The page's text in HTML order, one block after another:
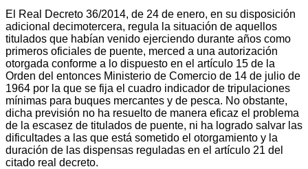
El Real Decreto 36/2014, de 24 de enero, en su disposición
adicional decimotercera, regula la situación de aquellos
titulados que habían venido ejerciendo durante años como
primeros oficiales de puente, merced a una autorización
otorgada conforme a lo dispuesto en el artículo 15 de la
Orden del entonces Ministerio de Comercio de 14 de julio de
1964 por la que se fija el cuadro indicador de tripulaciones
mínimas para buques mercantes y de pesca. No obstante,
dicha previsión no ha resuelto de manera eficaz el problema
de la escasez de titulados de puente, ni ha logrado salvar las
dificultades a las que está sometido el otorgamiento y la
duración de las dispensas reguladas en el artículo 21 del
citado real decreto.